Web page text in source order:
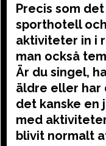
Precis som
sporthotell
aktiviteter in i
man också
Är du singel,
äldre eller har
det kanske en
med
blivit normalt